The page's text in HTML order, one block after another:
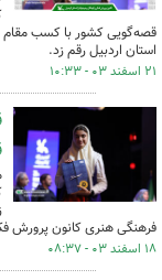
قصه‌گویی کشور با کسب مقام
استان اردبیل رقم زد.
۲۱ اسفند ۰۳ - ۱۰:۳۳
فرهنگی هنری کانون پرورش
۱۸ اسفند ۰۳ - ۰۸:۳۷